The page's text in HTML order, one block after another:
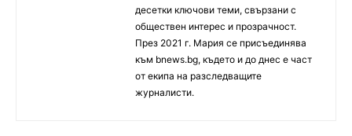
десетки ключови теми, свързани с
обществен интерес и прозрачност.
През 2021 г. Мария се присъединява
към bnews.bg, където и до днес е част
от екипа на разследващите
журналисти.